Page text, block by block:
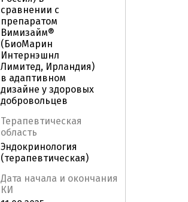
сравнении с
препаратом
Вимизайм®
(БиоМарин
Интернэшнл
Лимитед, Ирландия)
в адаптивном
дизайне у здоровых
добровольцев
Терапевтическая
область
Эндокринология
(терапевтическая)
Дата начала и окончания
КИ